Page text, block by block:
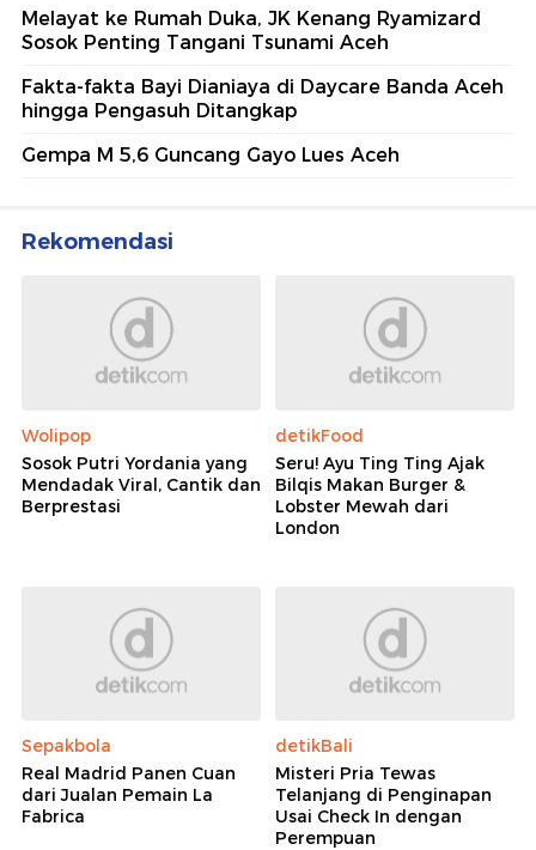
Melayat ke Rumah Duka, JK Kenang Ryamizard
Sosok Penting Tangani Tsunami Aceh
Fakta-fakta Bayi Dianiaya di Daycare Banda Aceh
hingga Pengasuh Ditangkap
Gempa M 5,6 Guncang Gayo Lues Aceh
Rekomendasi
Wolipop
Sosok Putri Yordania yang
Mendadak Viral, Cantik dan
Berprestasi
detikFood
Seru! Ayu Ting Ting Ajak
Bilqis Makan Burger &
Lobster Mewah dari
London
Sepakbola
Real Madrid Panen Cuan
dari Jualan Pemain La
Fabrica
detikBali
Misteri Pria Tewas
Telanjang di Penginapan
Usai Check In dengan
Perempuan